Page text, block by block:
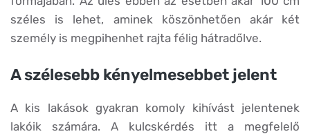
széles is lehet, aminek köszönhetően akár két
személy is megpihenhet rajta félig hátradőlve.
A szélesebb kényelmesebbet jelent
A kis lakások gyakran komoly kihívást jelentenek
lakóik számára. A kulcskérdés itt a megfelelő